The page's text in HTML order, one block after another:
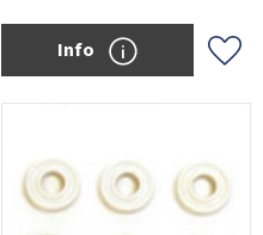
favorites Add
Info